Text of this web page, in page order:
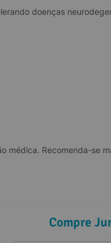
doenças
médica. Recomenda-se
Compre